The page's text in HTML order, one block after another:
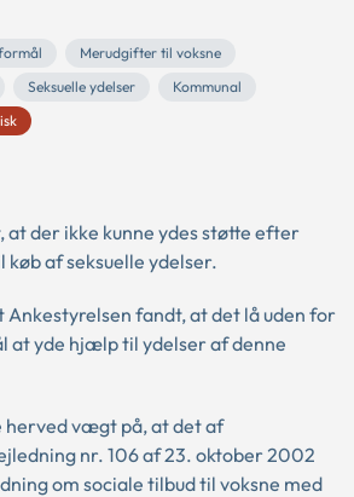
Merudgifter til voksne
Seksuelle ydelser
Kommunal
at der ikke kunne ydes støtte efter
køb af seksuelle ydelser.
Ankestyrelsen fandt, at det lå uden for
at yde hjælp til ydelser af denne
herved vægt på, at det af
nr. 106 af 23. oktober 2002
om sociale tilbud til voksne med